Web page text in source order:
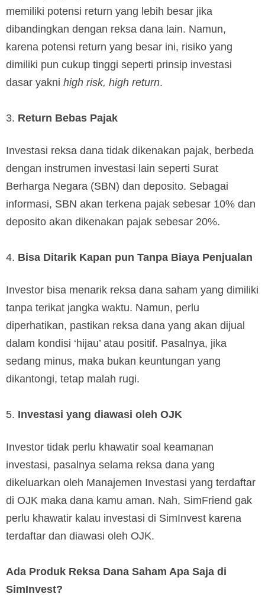
memiliki potensi return yang lebih besar jika
dibandingkan dengan reksa dana lain. Namun,
karena potensi return yang besar ini, risiko yang
dimiliki pun cukup tinggi seperti prinsip investasi
dasar yakni high risk, high return.
Return Bebas Pajak
Investasi reksa dana tidak dikenakan pajak, berbeda
dengan instrumen investasi lain seperti Surat
Berharga Negara (SBN) dan deposito. Sebagai
informasi, SBN akan terkena pajak sebesar 10% dan
deposito akan dikenakan pajak sebesar 20%.
Bisa Ditarik Kapan pun Tanpa Biaya Penjualan
Investor bisa menarik reksa dana saham yang dimiliki
tanpa terikat jangka waktu. Namun, perlu
diperhatikan, pastikan reksa dana yang akan dijual
dalam kondisi ‘hijau’ atau positif. Pasalnya, jika
sedang minus, maka bukan keuntungan yang
dikantongi, tetap malah rugi.
Investasi yang diawasi oleh OJK
Investor tidak perlu khawatir soal keamanan
investasi, pasalnya selama reksa dana yang
dikeluarkan oleh Manajemen Investasi yang terdaftar
di OJK maka dana kamu aman. Nah, SimFriend gak
perlu khawatir kalau investasi di SimInvest karena
terdaftar dan diawasi oleh OJK.
Ada Produk Reksa Dana Saham Apa Saja di
SimInvest?